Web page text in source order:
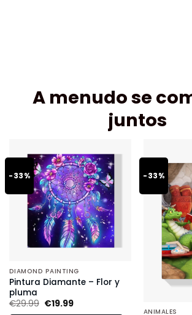
A menudo se
juntos
-33%
DIAMOND PAINTING
Pintura Diamante – Flor y
pluma
€29.99 €19.99
-33%
ANIMALES